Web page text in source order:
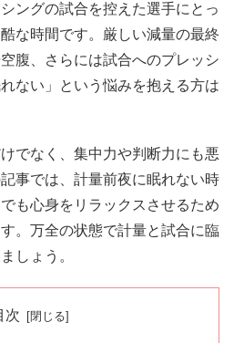
ングの試合を控えた選手にとっ
な時間です。厳しい減量の最終
腹、さらには試合へのプレッシ
ない」という悩みを抱える方は
でなく、集中力や判断力にも悪
事では、計量前夜に眠れない時
も心身をリラックスさせるため
。万全の状態で計量と試合に臨
しょう。
次